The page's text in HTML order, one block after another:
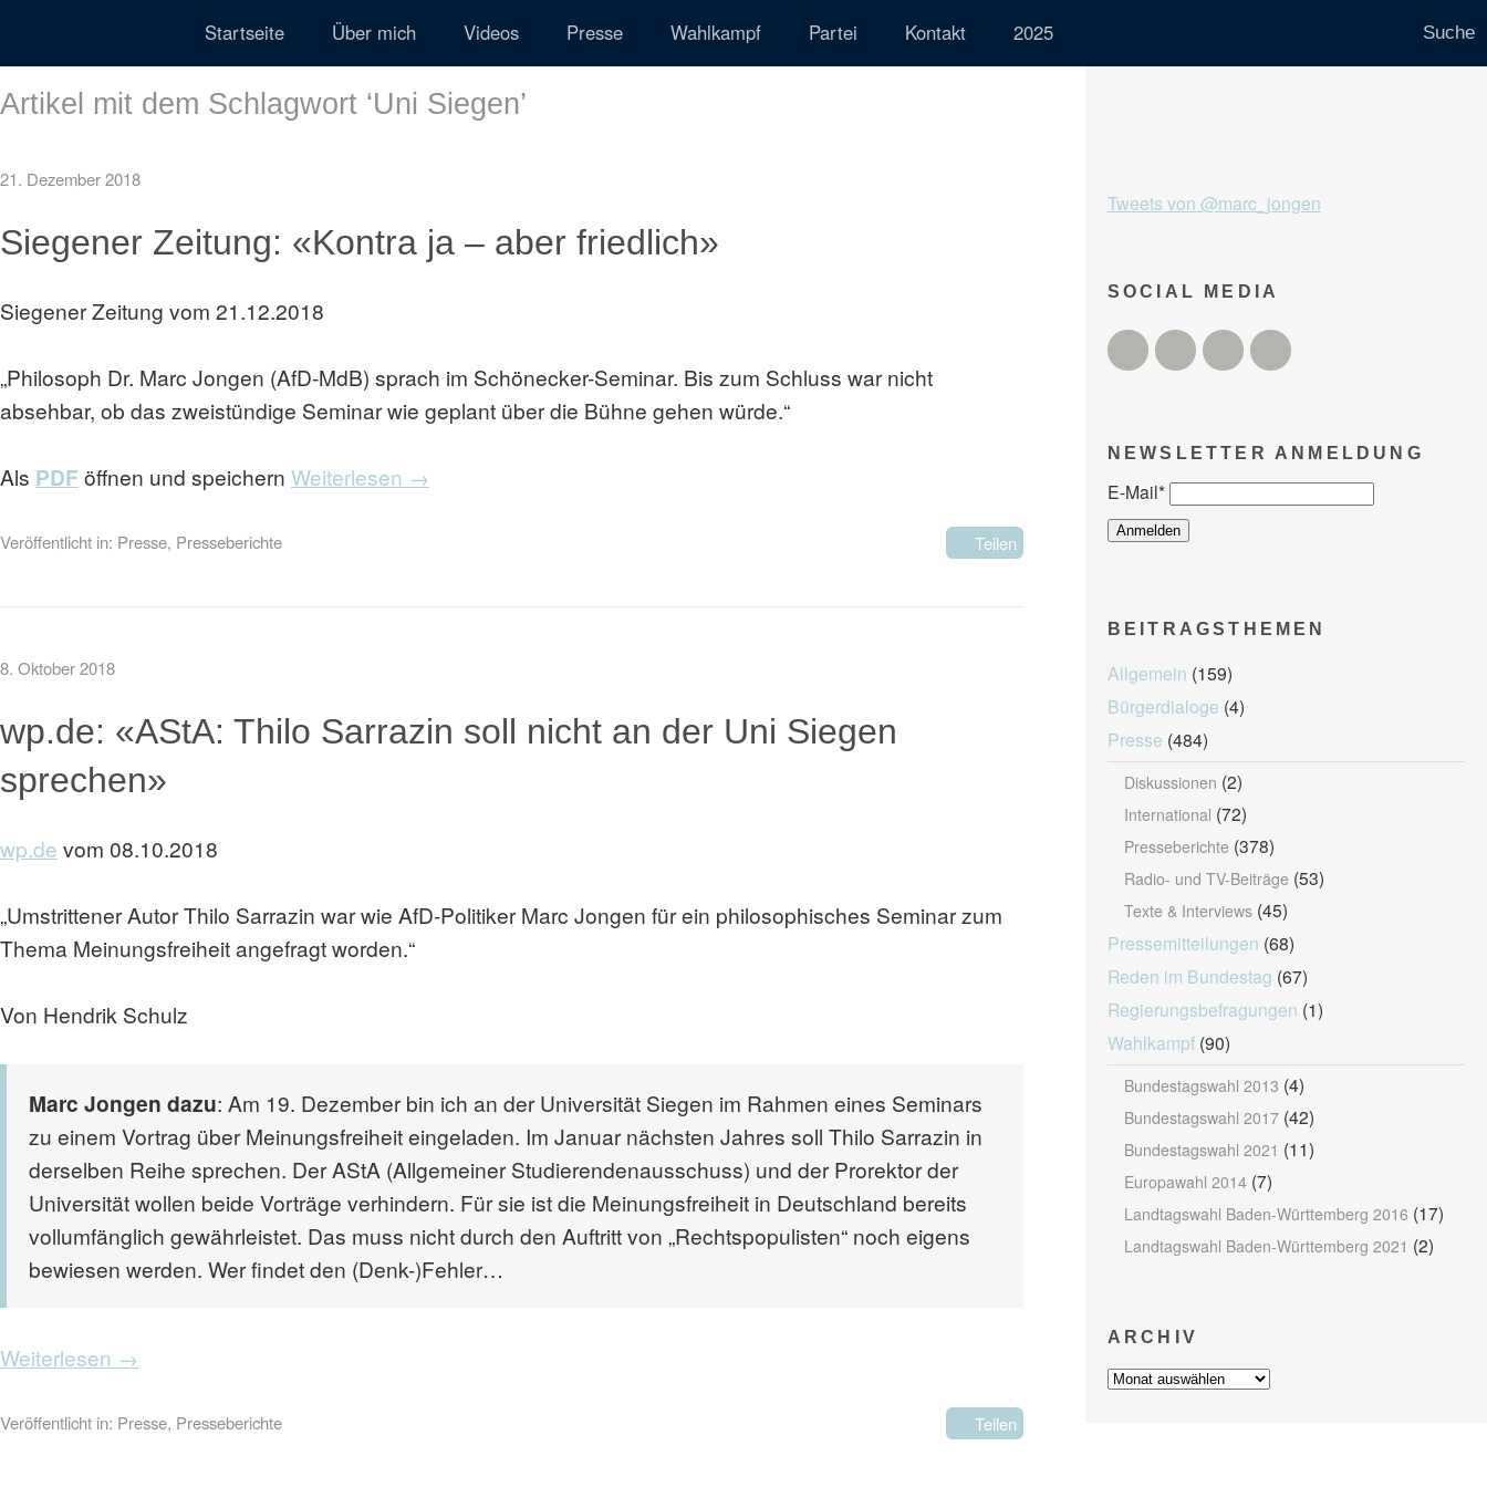
Startseite Über mich Videos Presse Wahlkampf Partei Kontakt 2025
Artikel mit dem Schlagwort ‘Uni Siegen’
21. Dezember 2018
Siegener Zeitung: «Kontra ja – aber friedlich»
Siegener Zeitung vom 21.12.2018
„Philosoph Dr. Marc Jongen (AfD-MdB) sprach im Schönecker-Seminar. Bis zum Schluss war nicht
absehbar, ob das zweistündige Seminar wie geplant über die Bühne gehen würde.“
Als PDF öffnen und speichern Weiterlesen →
Veröffentlicht in: Presse, Presseberichte Teilen
8. Oktober 2018
wp.de: «AStA: Thilo Sarrazin soll nicht an der Uni Siegen
sprechen»
wp.de vom 08.10.2018
„Umstrittener Autor Thilo Sarrazin war wie AfD-Politiker Marc Jongen für ein philosophisches Seminar zum
Thema Meinungsfreiheit angefragt worden.“
Von Hendrik Schulz
Marc Jongen dazu: Am 19. Dezember bin ich an der Universität Siegen im Rahmen eines Seminars
zu einem Vortrag über Meinungsfreiheit eingeladen. Im Januar nächsten Jahres soll Thilo Sarrazin in
derselben Reihe sprechen. Der AStA (Allgemeiner Studierendenausschuss) und der Prorektor der
Universität wollen beide Vorträge verhindern. Für sie ist die Meinungsfreiheit in Deutschland bereits
vollumfänglich gewährleistet. Das muss nicht durch den Auftritt von „Rechtspopulisten“ noch eigens
bewiesen werden. Wer findet den (Denk-)Fehler…
Weiterlesen →
Veröffentlicht in: Presse, Presseberichte Teilen
Tweets von @marc_jongen
SOCIAL MEDIA
TwitterFacebookInstagramYouTube
NEWSLETTER ANMELDUNG
E-Mail*
BEITRAGSTHEMEN
Allgemein (159)
Bürgerdialoge (4)
Presse (484)
Diskussionen (2)
International (72)
Presseberichte (378)
Radio- und TV-Beiträge (53)
Texte & Interviews(45)
Pressemitteilungen (68)
Reden im Bundestag (67)
Regierungsbefragungen (1)
Wahlkampf(90)
Bundestagswahl 2013 (4)
Bundestagswahl 2017(42)
Bundestagswahl 2021 (11)
Europawahl 2014(7)
Landtagswahl Baden-Württemberg 2016 (17)
Landtagswahl Baden-Württemberg 2021 (2)
ARCHIV
Archiv